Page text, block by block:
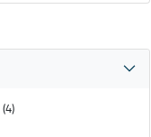
(4)